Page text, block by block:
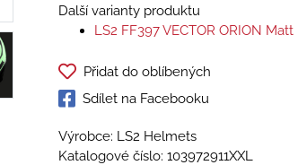
Další varianty produktu
LS2 FF397 VECTOR ORION
Přidat do oblíbených
Sdílet na Facebooku
Výrobce: LS2 Helmets
Katalogové číslo: 103972911XXL